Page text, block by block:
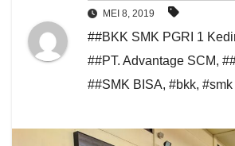
MEI 8, 2019
##BKK SMK PGRI 1
##PT. Advantage SCM,
##SMK BISA, #bkk,